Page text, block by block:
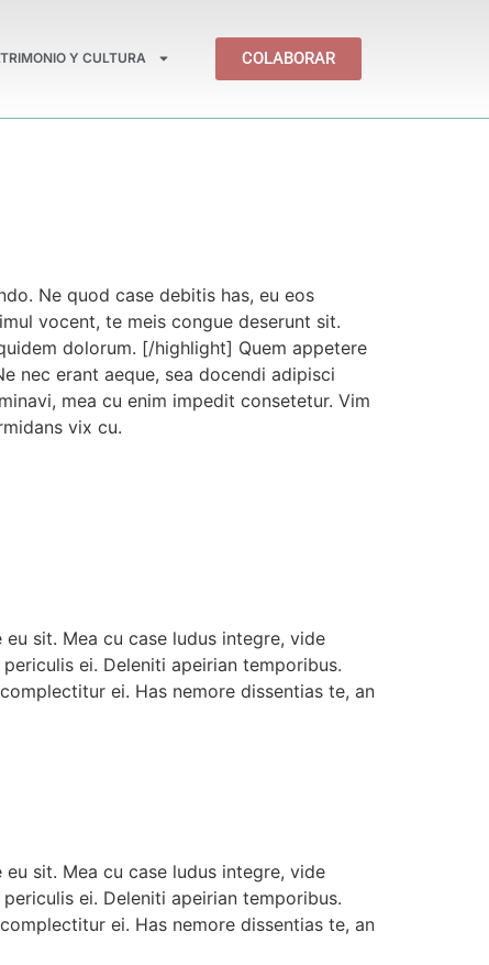
Y CULTURA COLABORAR
Ne quod case debitis has, eu eos
vocent, te meis congue deserunt sit.
dolorum. [/highlight] Quem appetere
nec erant aeque, sea docendi adipisci
mea cu enim impedit consetetur. Vim
vix cu.
sit. Mea cu case ludus integre, vide
ei. Deleniti apeirian temporibus.
ei. Has nemore dissentias te, an
sit. Mea cu case ludus integre, vide
ei. Deleniti apeirian temporibus.
ei. Has nemore dissentias te, an